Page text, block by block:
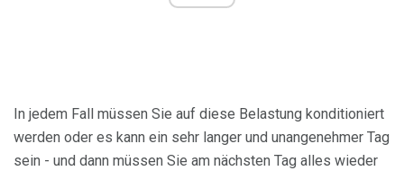
In jedem Fall müssen Sie auf diese Belastung konditioniert
werden oder es kann ein sehr langer und unangenehmer Tag
sein - und dann müssen Sie am nächsten Tag alles wieder